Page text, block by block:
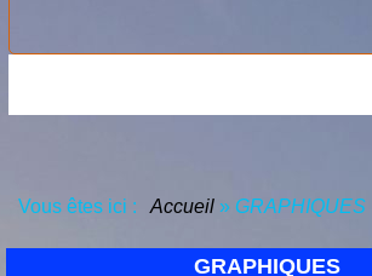
Vous êtes ici : Accueil » GRAPHIQUES
GRAPHIQUES